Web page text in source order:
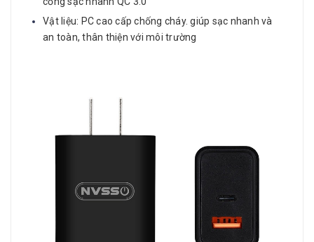
Vật liệu: PC cao cấp chống cháy. giúp sạc nhanh và
an toàn, thân thiện với môi trường